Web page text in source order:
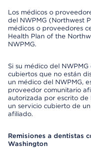
Los médicos o
del NWPMG (Northwest
médicos o proveedores
Health Plan of the
NWPMG.
Si su médico del
cubiertos que no están
un médico del NWPMG,
proveedor comunitario
autorizada por escrito
un servicio cubierto de
afiliado.
Remisiones a dentistas
Washington